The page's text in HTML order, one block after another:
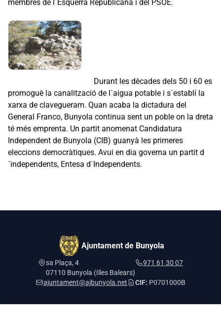
membres de l´Esquerra Republicana i del PSOE.
Durant les dècades dels 50 i 60 es
promoguè la canalització de l´aigua potable i s´establí la
xarxa de clavegueram. Quan acaba la dictadura del
General Franco, Bunyola continua sent un poble on la dreta
té més emprenta. Un partit anomenat Candidatura
Independent de Bunyola (CIB) guanyà les primeres
eleccions democràtiques. Avui en dia governa un partit d
´independents, Entesa d´Independents.
Ajuntament de Bunyola
sa Plaça, 4
07110 Bunyola (Illes Balears)
971 61 30 07
ajuntament@ajbunyola.net CIF: P0701000B